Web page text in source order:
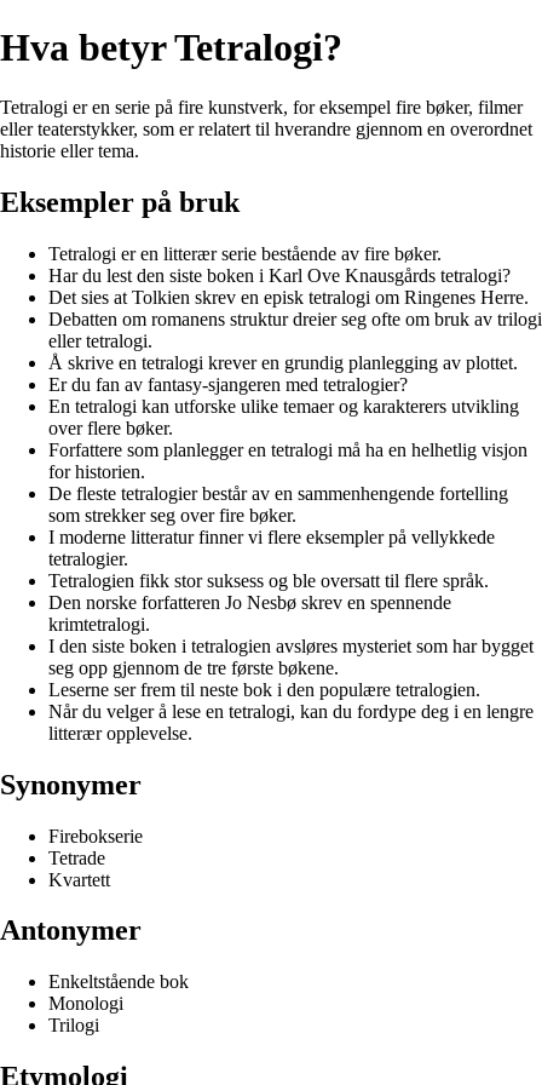
Hva betyr Tetralogi?
Tetralogi er en serie på fire kunstverk, for eksempel fire bøker, filmer
eller teaterstykker, som er relatert til hverandre gjennom en overordnet
historie eller tema.
Eksempler på bruk
Tetralogi er en litterær serie bestående av fire bøker.
Har du lest den siste boken i Karl Ove Knausgårds tetralogi?
Det sies at Tolkien skrev en episk tetralogi om Ringenes Herre.
Debatten om romanens struktur dreier seg ofte om bruk av trilogi
eller tetralogi.
Å skrive en tetralogi krever en grundig planlegging av plottet.
Er du fan av fantasy-sjangeren med tetralogier?
En tetralogi kan utforske ulike temaer og karakterers utvikling
over flere bøker.
Forfattere som planlegger en tetralogi må ha en helhetlig visjon
for historien.
De fleste tetralogier består av en sammenhengende fortelling
som strekker seg over fire bøker.
I moderne litteratur finner vi flere eksempler på vellykkede
tetralogier.
Tetralogien fikk stor suksess og ble oversatt til flere språk.
Den norske forfatteren Jo Nesbø skrev en spennende
krimtetralogi.
I den siste boken i tetralogien avsløres mysteriet som har bygget
seg opp gjennom de tre første bøkene.
Leserne ser frem til neste bok i den populære tetralogien.
Når du velger å lese en tetralogi, kan du fordype deg i en lengre
litterær opplevelse.
Synonymer
Firebokserie
Tetrade
Kvartett
Antonymer
Enkeltstående bok
Monologi
Trilogi
Etymologi